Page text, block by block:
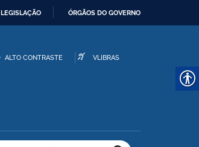
LEGISLAÇÃO ÓRGÃOS DO GOVERNO
ALTO CONTRASTE VLIBRAS